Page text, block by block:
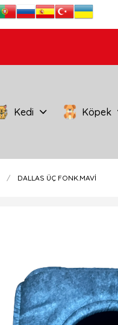
Kedi Köpek
DALLAS ÜÇ FONK.MAVİ